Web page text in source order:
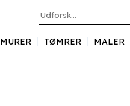
MURER TØMRER MALER